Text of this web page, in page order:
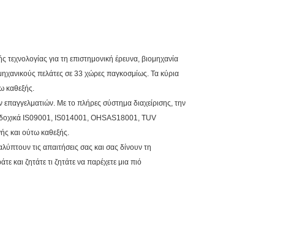
για τη επιστημονική έρευνα, βιομηχανία
πελάτες σε 33 χώρες παγκοσμίως. Τα κύρια
καθεξής.
Με το πλήρες σύστημα διαχείρισης, την
IS09001, IS014001, OHSAS18001, TUV
και ούτω καθεξής.
τις απαιτήσεις σας και σας δίνουν τη
ζητάτε τι ζητάτε να παρέχετε μια πιό